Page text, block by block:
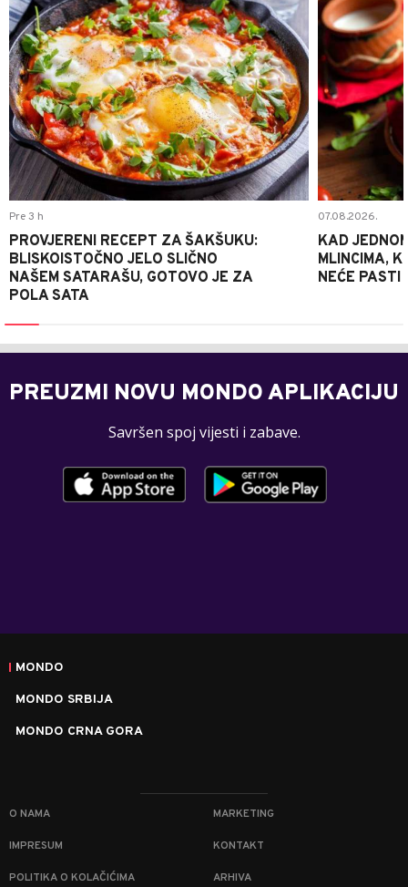
Pre 3 h
PROVJERENI RECEPT ZA ŠAKŠUKU:
BLISKOISTOČNO JELO SLIČNO
NAŠEM SATARAŠU, GOTOVO JE ZA
POLA SATA
07.08.2026.
KAD
MLINCIMA,
NEĆE PASTI
PREUZMI NOVU MONDO APLIKACIJU
Savršen spoj vijesti i zabave.
MONDO
MONDO SRBIJA
MONDO CRNA GORA
O NAMA MARKETING
IMPRESUM KONTAKT
POLITIKA O KOLAČIĆIMA ARHIVA